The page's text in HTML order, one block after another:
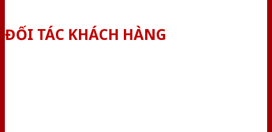
ĐỐI TÁC KHÁCH HÀNG